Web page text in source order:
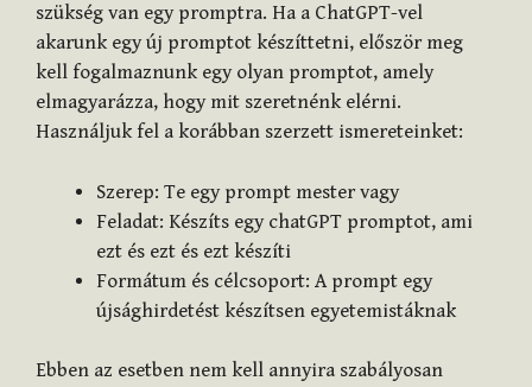
szükség van egy promptra. Ha a ChatGPT-vel
akarunk egy új promptot készíttetni, először meg
kell fogalmaznunk egy olyan promptot, amely
elmagyarázza, hogy mit szeretnénk elérni.
Használjuk fel a korábban szerzett ismereteinket:
Szerep: Te egy prompt mester vagy
Feladat: Készíts egy chatGPT promptot, ami
ezt és ezt és ezt készíti
Formátum és célcsoport: A prompt egy
újsághirdetést készítsen egyetemistáknak
Ebben az esetben nem kell annyira szabályosan